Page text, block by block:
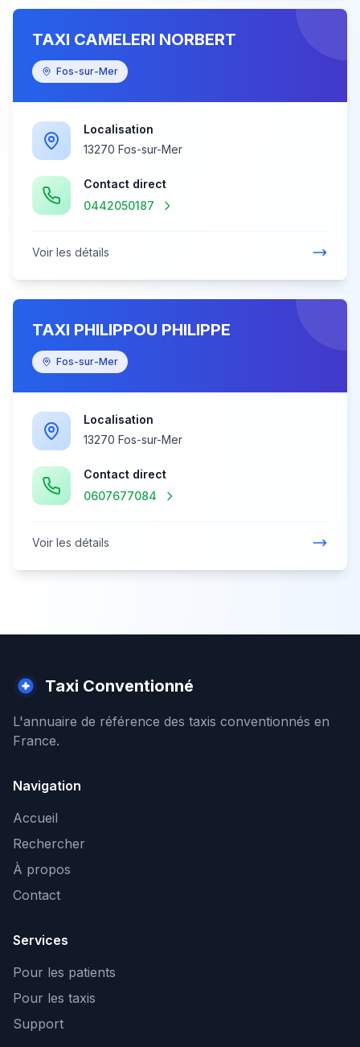
TAXI CAMELERI NORBERT
Fos-sur-Mer
Localisation
13270 Fos-sur-Mer
Contact direct
0442050187
Voir les détails
TAXI PHILIPPOU PHILIPPE
Fos-sur-Mer
Localisation
13270 Fos-sur-Mer
Contact direct
0607677084
Voir les détails
Taxi Conventionné
L'annuaire de référence des taxis conventionnés en
France.
Navigation
Accueil
Rechercher
À propos
Contact
Services
Pour les patients
Pour les taxis
Support